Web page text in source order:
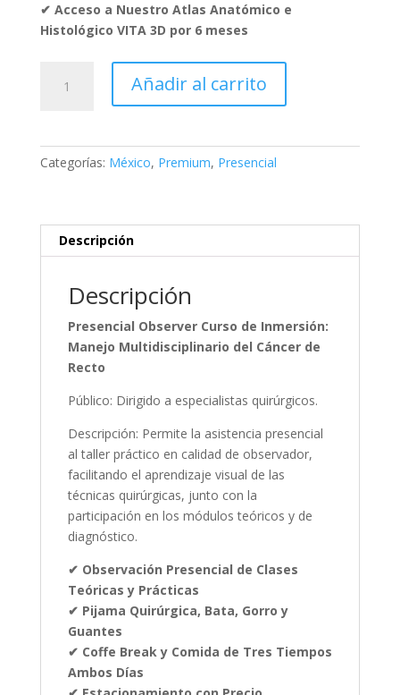
✔ Acceso a Nuestro Atlas Anatómico e
Histológico VITA 3D por 6 meses
Observer
Inmersión:
Manejo
Cáncer
de
cantidad
Añadir al carrito
Categorías: México, Premium, Presencial
Descripción
Descripción
Presencial Observer Curso de Inmersión:
Manejo Multidisciplinario del Cáncer de
Recto
Público: Dirigido a especialistas quirúrgicos.
Descripción: Permite la asistencia presencial
al taller práctico en calidad de observador,
facilitando el aprendizaje visual de las
técnicas quirúrgicas, junto con la
participación en los módulos teóricos y de
diagnóstico.
✔ Observación Presencial de Clases
Teóricas y Prácticas
✔ Pijama Quirúrgica, Bata, Gorro y
Guantes
✔ Coffe Break y Comida de Tres Tiempos
Ambos Días